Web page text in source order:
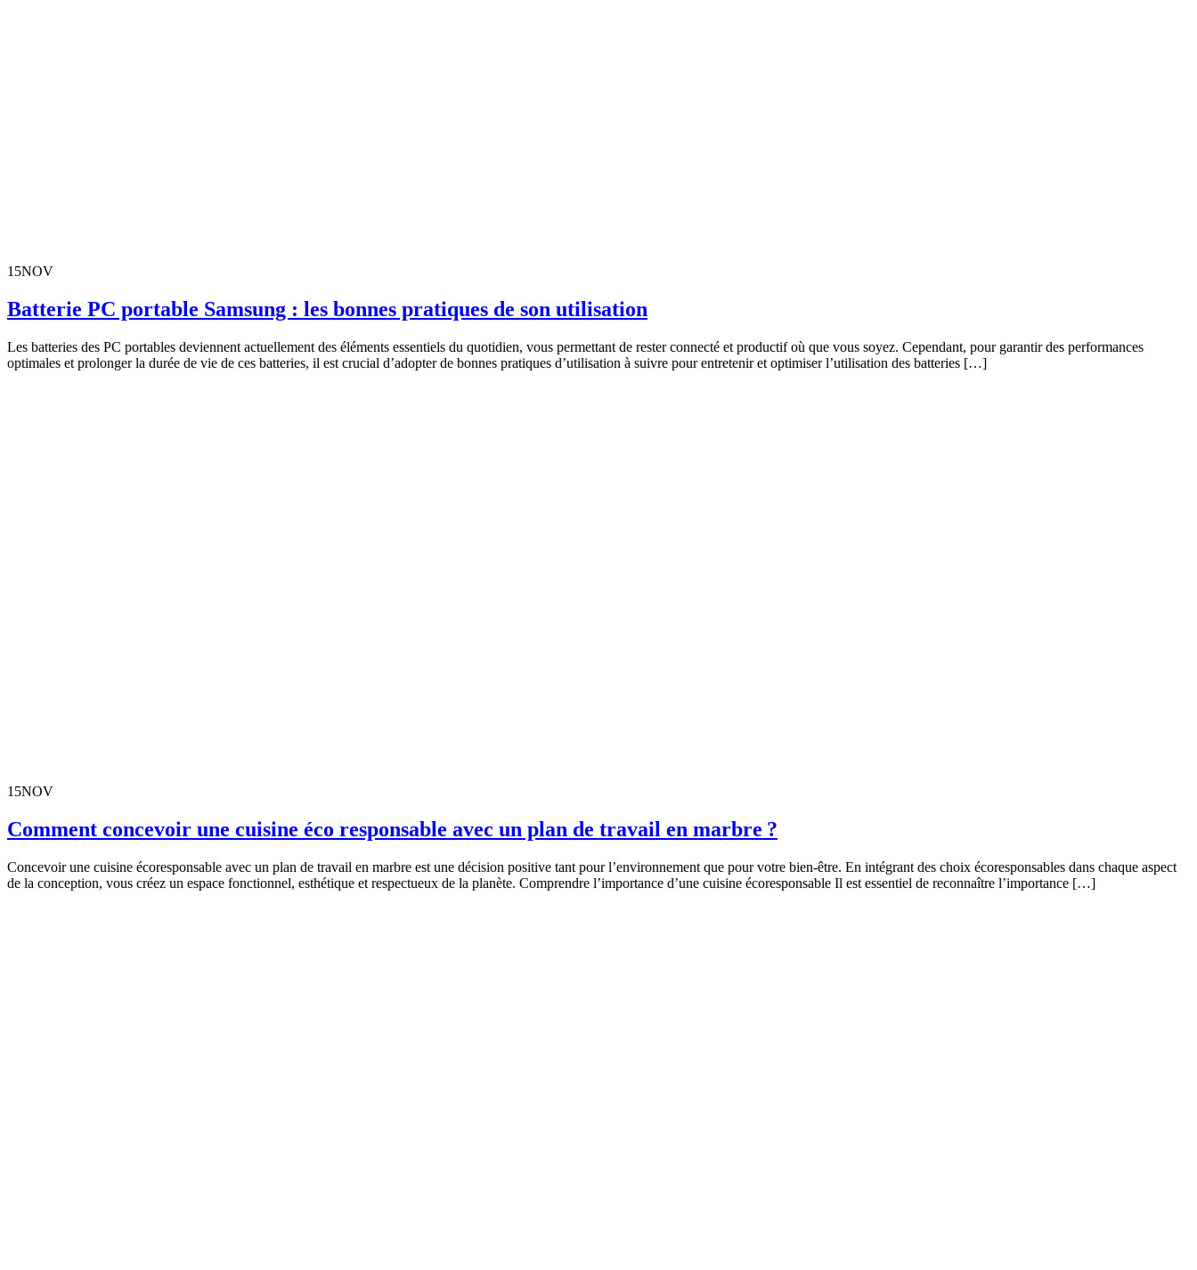
15NOV
Batterie PC portable Samsung : les bonnes pratiques de son utilisation
Les batteries des PC portables deviennent actuellement des éléments essentiels du quotidien, vous permettant de rester connecté et productif où que vous soyez. Cependant, pour garantir des performances
optimales et prolonger la durée de vie de ces batteries, il est crucial d’adopter de bonnes pratiques d’utilisation à suivre pour entretenir et optimiser l’utilisation des batteries […]
15NOV
Comment concevoir une cuisine éco responsable avec un plan de travail en marbre ?
Concevoir une cuisine écoresponsable avec un plan de travail en marbre est une décision positive tant pour l’environnement que pour votre bien-être. En intégrant des choix écoresponsables dans chaque aspect
de la conception, vous créez un espace fonctionnel, esthétique et respectueux de la planète. Comprendre l’importance d’une cuisine écoresponsable Il est essentiel de reconnaître l’importance […]